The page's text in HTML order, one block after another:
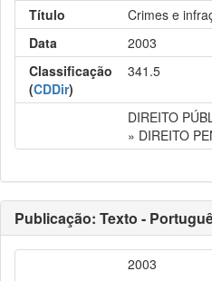
Título
Crimes e
Data
2003
Classificação
(CDDir)
341.5
DIREITO
» DIREITO
Publicação: Texto -
2003